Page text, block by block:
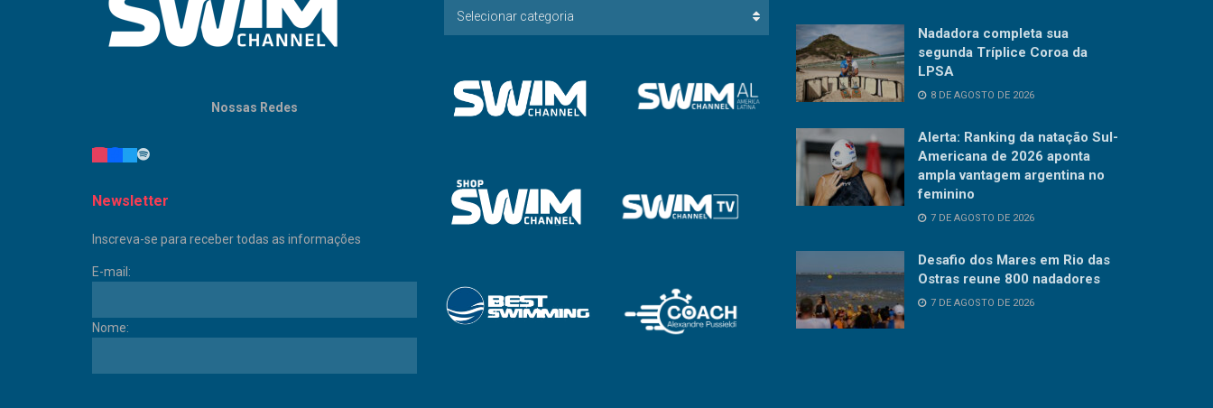
Nossas Redes
Newsletter
Inscreva-se para receber todas as informações
E-mail:
Nome:
Escolha
Selecionar categoria
Nadadora completa sua
segunda Tríplice Coroa da
LPSA
8 DE AGOSTO DE 2026
Alerta: Ranking da natação Sul-
Americana de 2026 aponta
ampla vantagem argentina no
feminino
7 DE AGOSTO DE 2026
Desafio dos Mares em Rio das
Ostras reune 800 nadadores
7 DE AGOSTO DE 2026